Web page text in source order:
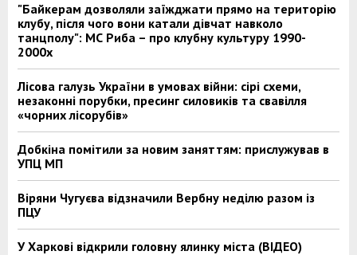
"Байкерам дозволяли заїжджати прямо на територію
клубу, після чого вони катали дівчат навколо
танцполу": МС Риба – про клубну культуру 1990-
2000х
Лісова галузь України в умовах війни: сірі схеми,
незаконні порубки, пресинг силовиків та свавілля
«чорних лісорубів»
Добкіна помітили за новим заняттям: прислужував в
УПЦ МП
Віряни Чугуєва відзначили Вербну неділю разом із
ПЦУ
У Харкові відкрили головну ялинку міста (ВІДЕО)